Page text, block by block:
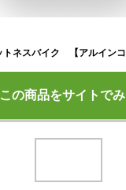
この商品をサイトで